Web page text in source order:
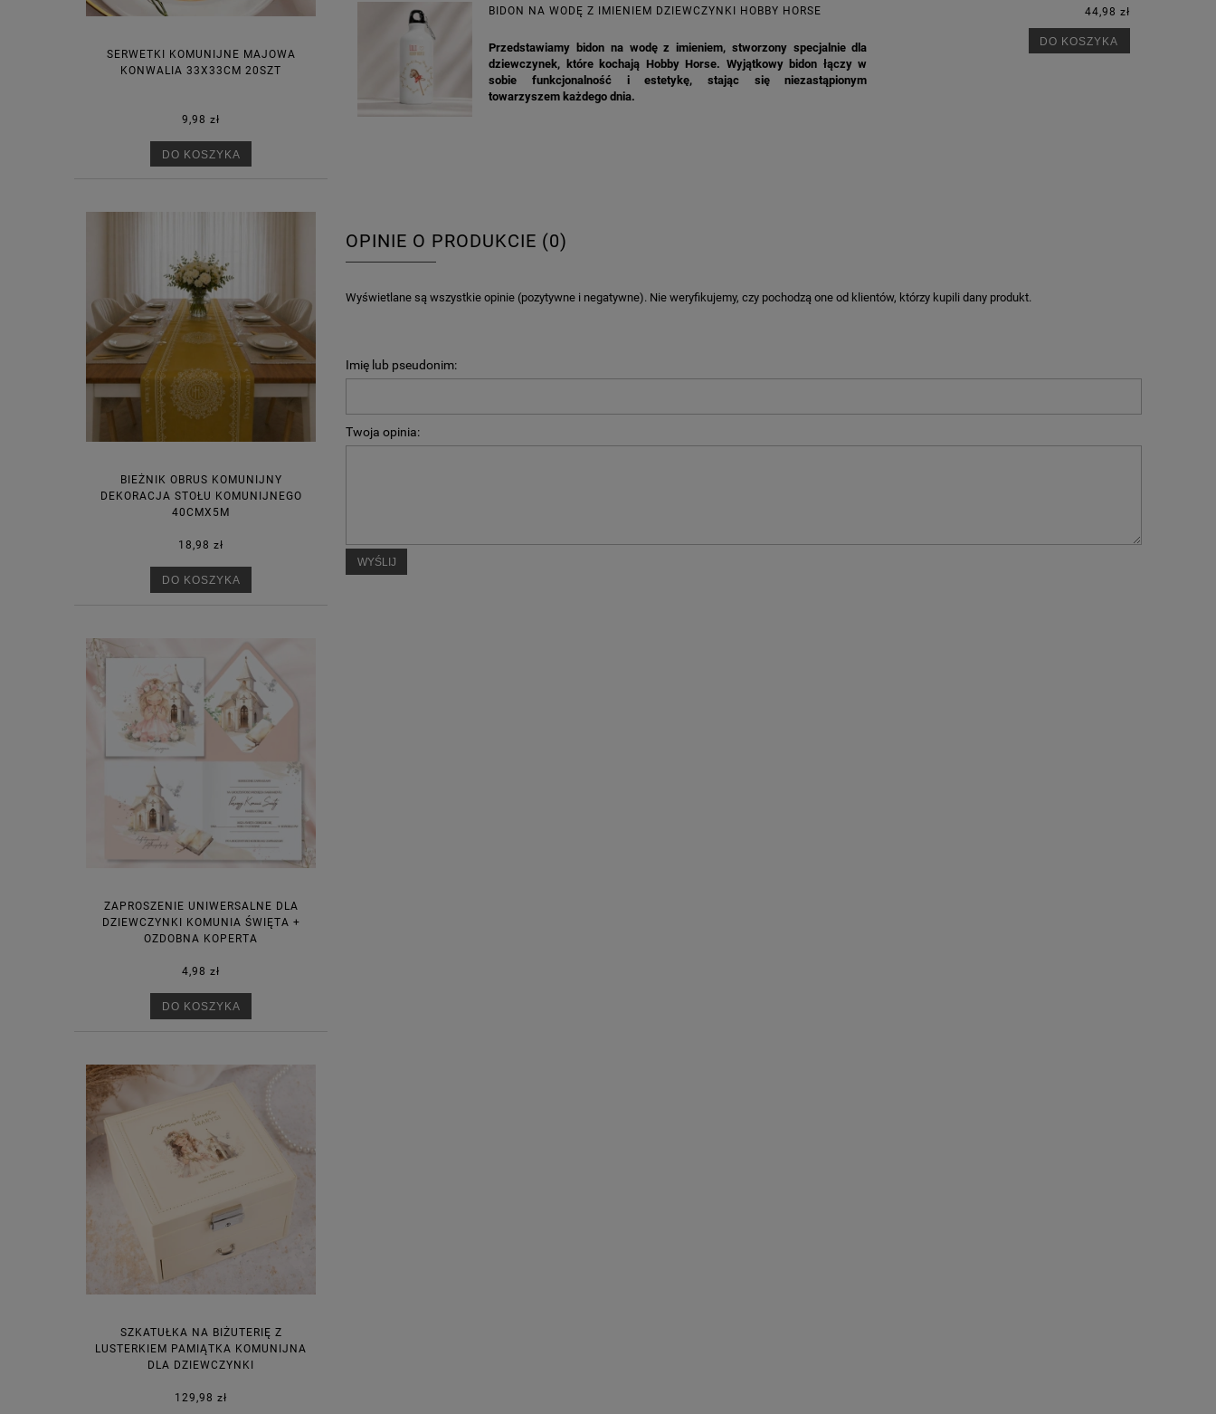
SERWETKI KOMUNIJNE MAJOWA
KONWALIA 33X33CM 20SZT
9,98 zł
DO KOSZYKA
BIEŻNIK OBRUS KOMUNIJNY
DEKORACJA STOŁU KOMUNIJNEGO
40CMX5M
18,98 zł
DO KOSZYKA
ZAPROSZENIE UNIWERSALNE DLA
DZIEWCZYNKI KOMUNIA ŚWIĘTA +
OZDOBNA KOPERTA
4,98 zł
DO KOSZYKA
SZKATUŁKA NA BIŻUTERIĘ Z
LUSTERKIEM PAMIĄTKA KOMUNIJNA
DLA DZIEWCZYNKI
129,98 zł
BIDON NA WODĘ Z IMIENIEM DZIEWCZYNKI HOBBY HORSE
Przedstawiamy bidon na wodę z imieniem, stworzony specjalnie dla
dziewczynek, które kochają Hobby Horse. Wyjątkowy bidon łączy w
sobie funkcjonalność i estetykę, stając się niezastąpionym
towarzyszem każdego dnia.
44,98 zł
DO KOSZYKA
OPINIE O PRODUKCIE (0)
Wyświetlane są wszystkie opinie (pozytywne i negatywne). Nie weryfikujemy, czy pochodzą one od klientów, którzy kupili dany produkt.
Imię lub pseudonim:
Twoja opinia:
WYŚLIJ